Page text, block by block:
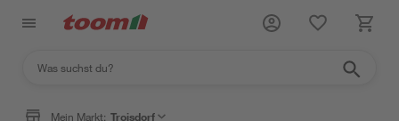
Mein Markt: Troisdorf